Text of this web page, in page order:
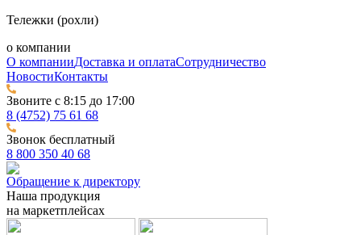
Тележки (рохли)
о компании
О компанииДоставка и оплатаСотрудничество
НовостиКонтакты
Звоните с 8:15 до 17:00
8 (4752) 75 61 68
Звонок бесплатный
8 800 350 40 68
Обращение к директору
Наша продукция
на маркетплейсах